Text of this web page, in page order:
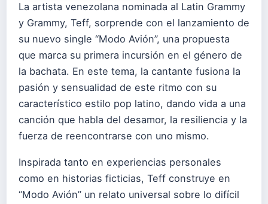
La artista venezolana nominada al Latin Grammy
y Grammy, Teff, sorprende con el lanzamiento de
su nuevo single “Modo Avión”, una propuesta
que marca su primera incursión en el género de
la bachata. En este tema, la cantante fusiona la
pasión y sensualidad de este ritmo con su
característico estilo pop latino, dando vida a una
canción que habla del desamor, la resiliencia y la
fuerza de reencontrarse con uno mismo.
Inspirada tanto en experiencias personales
como en historias ficticias, Teff construye en
“Modo Avión” un relato universal sobre lo difícil